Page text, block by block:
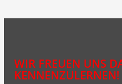
WIR FREUEN UNS
KENNENZULERNEN!